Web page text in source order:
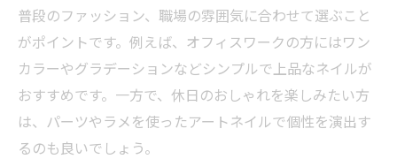
普段のファッション、職場の雰囲気に合わせて選ぶこと
がポイントです。例えば、オフィスワークの方にはワン
カラーやグラデーションなどシンプルで上品なネイルが
おすすめです。一方で、休日のおしゃれを楽しみたい方
は、パーツやラメを使ったアートネイルで個性を演出す
るのも良いでしょう。